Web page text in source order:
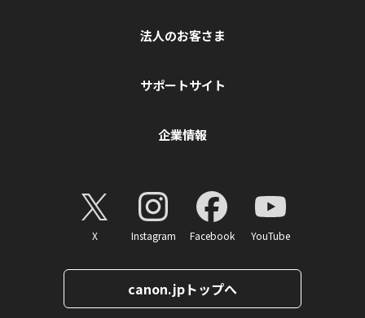
法人のお客さま
サポートサイト
企業情報
X Instagram Facebook YouTube
canon.jpトップへ